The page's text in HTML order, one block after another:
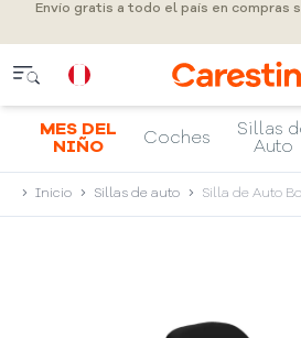
Envío gratis a todo el país en compras
MES DEL
NIÑO
Coches
Sillas
Auto
Inicio Sillas de auto Silla de Auto